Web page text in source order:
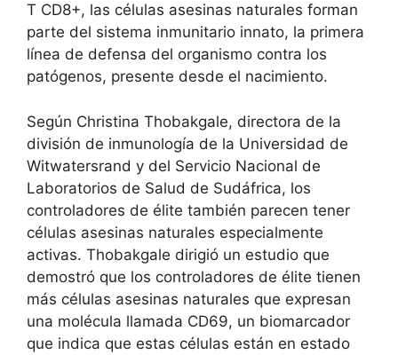
T CD8+, las células asesinas naturales forman
parte del sistema inmunitario innato, la primera
línea de defensa del organismo contra los
patógenos, presente desde el nacimiento.
Según Christina Thobakgale, directora de la
división de inmunología de la Universidad de
Witwatersrand y del Servicio Nacional de
Laboratorios de Salud de Sudáfrica, los
controladores de élite también parecen tener
células asesinas naturales especialmente
activas. Thobakgale dirigió un estudio que
demostró que los controladores de élite tienen
más células asesinas naturales que expresan
una molécula llamada CD69, un biomarcador
que indica que estas células están en estado